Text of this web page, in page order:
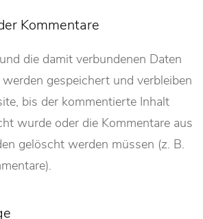
Kommentare
die damit verbundenen Daten
werden gespeichert und verbleiben
bis der kommentierte Inhalt
wurde oder die Kommentare aus
gelöscht werden müssen (z. B.